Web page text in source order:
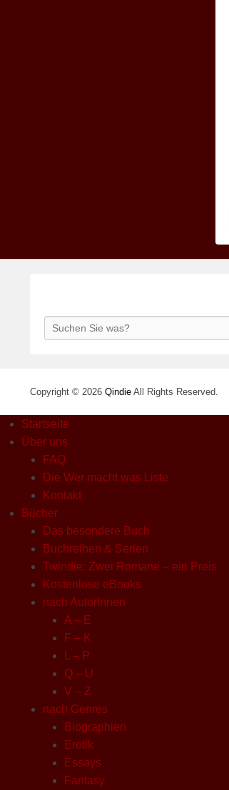
Search
Copyright © 2026 Qindie All Rights Reserved.
Startseite
Über uns
FAQ
Die Wer macht was Liste
Kontakt
Bücher
Das besondere Buch
Buchreihen & Serien
Twindie: Zwei Romane – ein Preis
Kostenlose eBooks
nach AutorInnen
A – E
F – K
L – P
Q – U
V – Z
nach Genres
Biographien
Erotik
Essays
Fantasy